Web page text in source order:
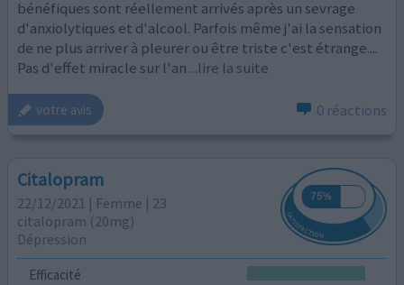
bénéfiques sont réellement arrivés après un sevrage
d'anxiolytiques et d'alcool. Parfois même j'ai la sensation
de ne plus arriver à pleurer ou être triste c'est étrange....
Pas d'effet miracle sur l'an ...lire la suite
votre avis 0 réactions
Citalopram
22/12/2021 | Femme | 23
citalopram (20mg)
Dépression
Efficacité